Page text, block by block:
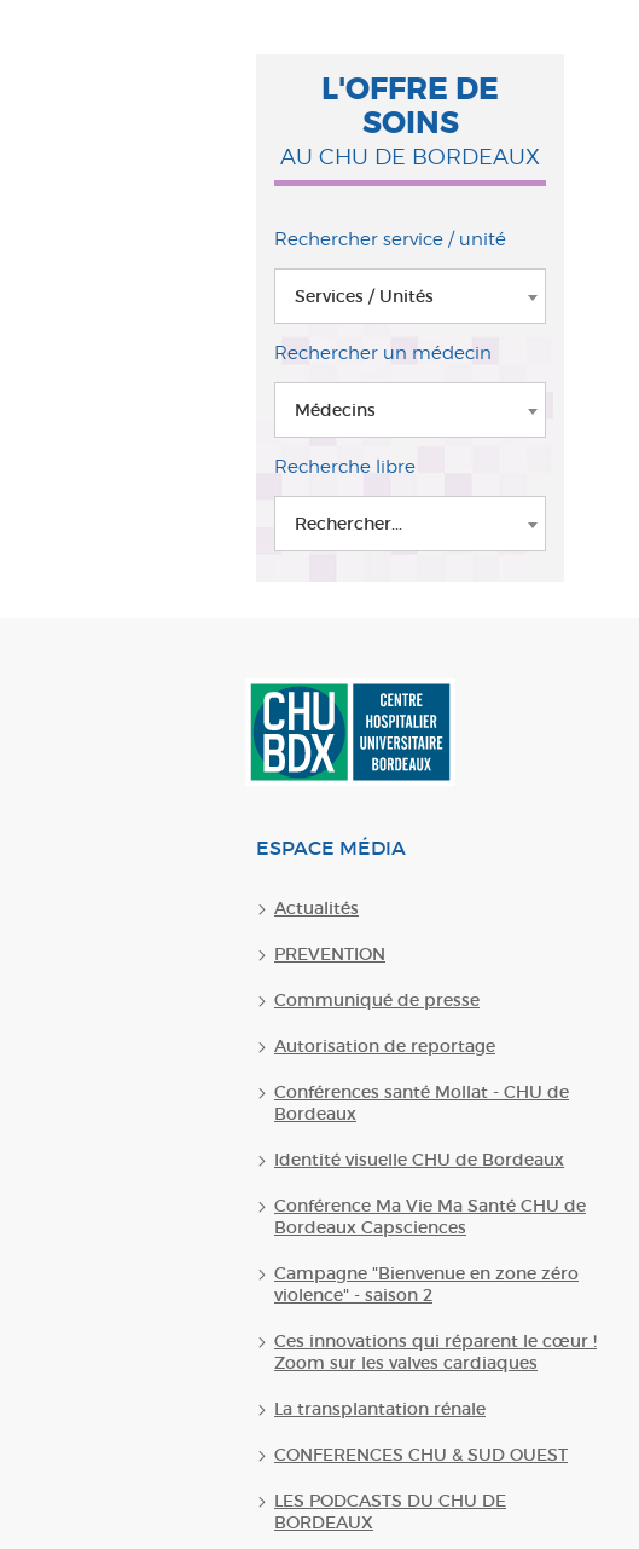
L'OFFRE DE
SOINS
AU CHU DE BORDEAUX
Rechercher service / unité
Services / Unités
Rechercher un médecin
Médecins
Recherche libre
Rechercher...
ESPACE MÉDIA
Actualités
PREVENTION
Communiqué de presse
Autorisation de reportage
Conférences santé Mollat - CHU de
Bordeaux
Identité visuelle CHU de Bordeaux
Conférence Ma Vie Ma Santé CHU de
Bordeaux Capsciences
Campagne "Bienvenue en zone zéro
violence" - saison 2
Ces innovations qui réparent le cœur !
Zoom sur les valves cardiaques
La transplantation rénale
CONFERENCES CHU & SUD OUEST
LES PODCASTS DU CHU DE
BORDEAUX